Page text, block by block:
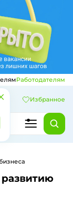
Работодателям
Избранное